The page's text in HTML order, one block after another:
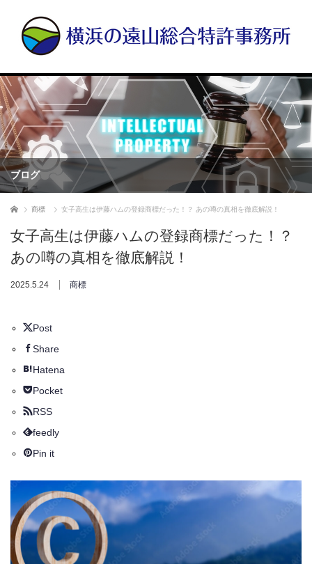
ブログ
ホーム 商標 女子高生は伊藤ハムの登録商標だった！？ あの噂の真相を徹底解説！
女子高生は伊藤ハムの登録商標だった！？
あの噂の真相を徹底解説！
2025.5.24 商標
Post
Share
Hatena
Pocket
RSS
feedly
Pin it